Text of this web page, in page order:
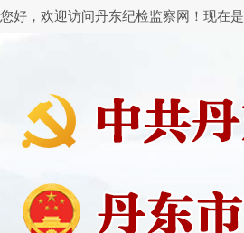
您好，欢迎访问丹东纪检监察网！现在